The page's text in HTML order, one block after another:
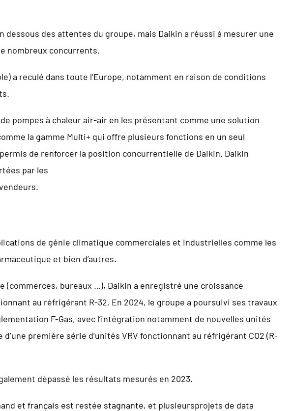
des attentes du groupe, mais Daikin a réussi à mesurer une
nombreux concurrents.
a reculé dans toute l’Europe, notamment en raison de conditions
pompes à chaleur air-air en les présentant comme une solution
la gamme Multi+ qui offre plusieurs fonctions en un seul
de renforcer la position concurrentielle de Daikin. Daikin
par les
de génie climatique commerciales et industrielles comme les
et bien d’autres.
bureaux …), Daikin a enregistré une croissance
au réfrigérant R-32. En 2024, le groupe a poursuivi ses travaux
F-Gas, avec l’intégration notamment de nouvelles unités
première série d’unités VRV fonctionnant au réfrigérant CO2 (R-
dépassé les résultats mesurés en 2023.
et français est restée stagnante, et plusieursprojets de data